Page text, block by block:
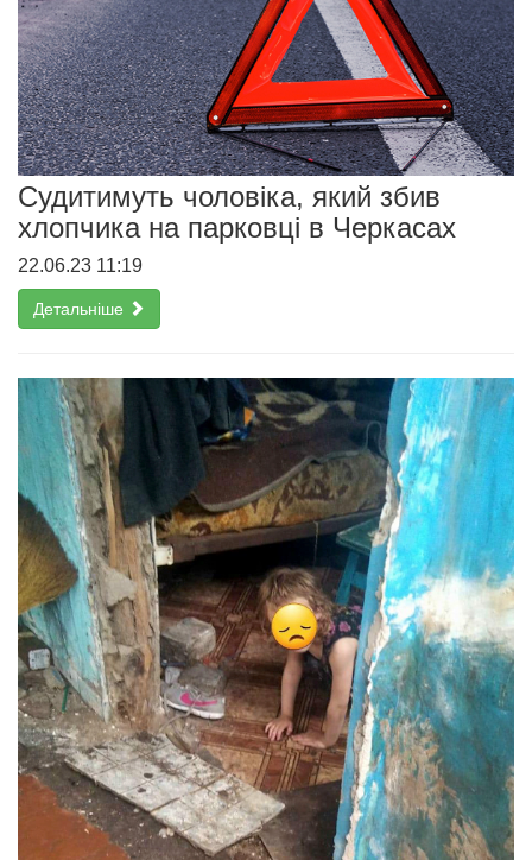
Судитимуть чоловіка, який збив
хлопчика на парковці в Черкасах
22.06.23 11:19
Детальніше